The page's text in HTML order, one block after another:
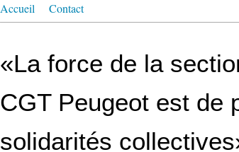
Accueil Contact
«La force de la
CGT Peugeot est de
solidarités